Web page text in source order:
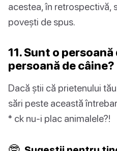
acestea, în retrospectivă,
povești de spus.
11. Sunt o
persoană de câine?
Dacă știi că prietenului
sări peste această
* ck nu-i plac animalele?!